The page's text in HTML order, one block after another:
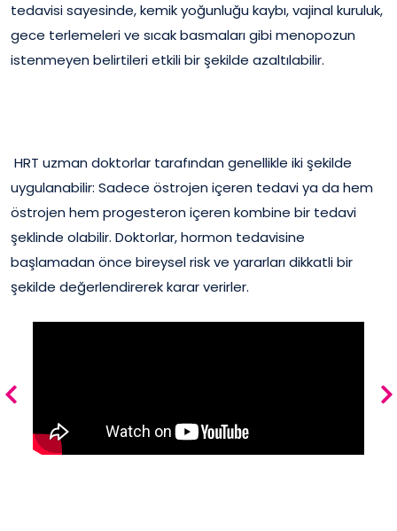
tedavisi sayesinde, kemik yoğunluğu kaybı, vajinal kuruluk,
gece terlemeleri ve sıcak basmaları gibi menopozun
istenmeyen belirtileri etkili bir şekilde azaltılabilir.
HRT uzman doktorlar tarafından genellikle iki şekilde
uygulanabilir: Sadece östrojen içeren tedavi ya da hem
östrojen hem progesteron içeren kombine bir tedavi
şeklinde olabilir. Doktorlar, hormon tedavisine
başlamadan önce bireysel risk ve yararları dikkatli bir
şekilde değerlendirerek karar verirler.